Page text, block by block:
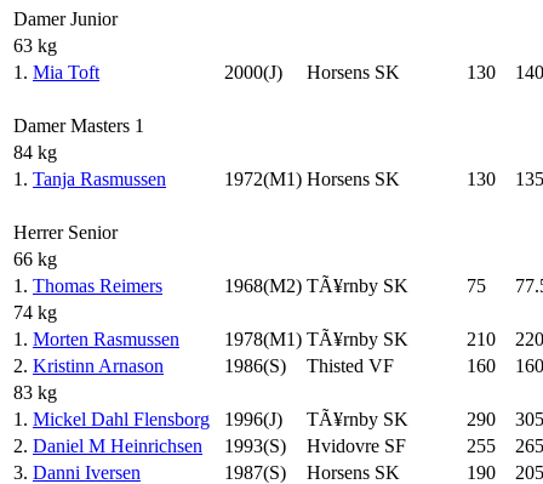
Damer Junior
63 kg
1. Mia Toft 2000(J) Horsens SK 130 140
Damer Masters 1
84 kg
1. Tanja Rasmussen 1972(M1) Horsens SK 130 135
Herrer Senior
66 kg
1. Thomas Reimers 1968(M2) TÃ¥rnby SK 75
74 kg
1. Morten Rasmussen 1978(M1) TÃ¥rnby SK 210
220
2. Kristinn Arnason 1986(S) Thisted VF 160
160
83 kg
1. Mickel Dahl Flensborg 1996(J) TÃ¥rnby SK 290
305
2. Daniel M Heinrichsen 1993(S) Hvidovre SF 255
265
3. Danni Iversen 1987(S) Horsens SK 190
205